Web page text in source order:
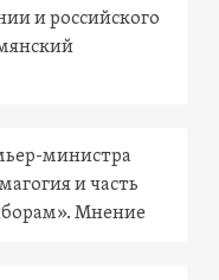
и российского
министра
и часть
Мнение